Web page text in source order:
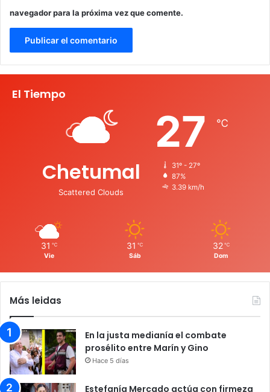
navegador para la próxima vez que comente.
El Tiempo
Chetumal
Scattered Clouds
27 ℃
31º - 27º
87%
3.39 km/h
31 ℃
Vie
31 ℃
Sáb
32 ℃
Dom
Más leidas
En la justa medianía el combate
prosélito entre Marín y Gino
Hace 5 días
Estefanía Mercado actúa con firmeza